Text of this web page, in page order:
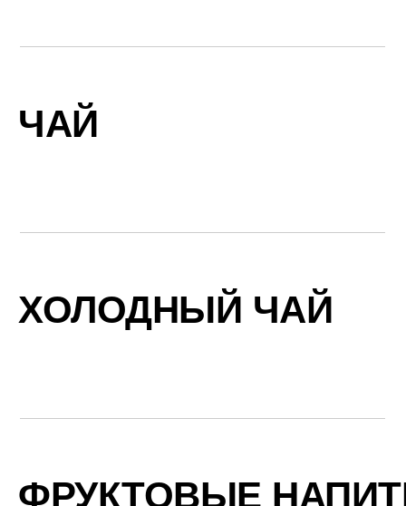
ЧАЙ
ХОЛОДНЫЙ ЧАЙ
ФРУКТОВЫЕ